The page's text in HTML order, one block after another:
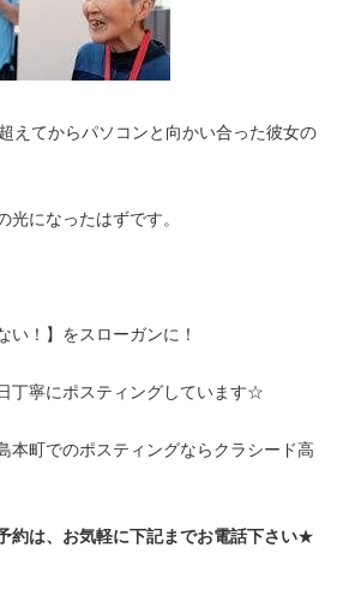
えてからパソコンと向かい合った彼女の
光になったはずです。
い！】をスローガンに！
丁寧にポスティングしています☆
本町でのポスティングならクラシード高
約は、お気軽に下記までお電話下さい★